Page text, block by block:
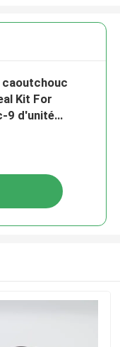
caoutchouc
Kit For
9 d'unité